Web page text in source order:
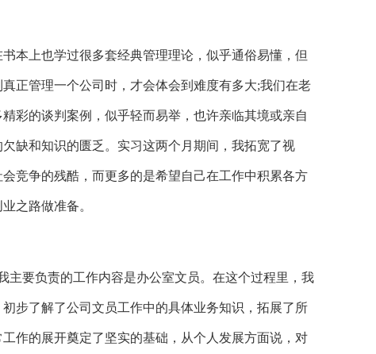
本上也学过很多套经典管理理论，似乎通俗易懂，但
正管理一个公司时，才会体会到难度有多大;我们在老
彩的谈判案例，似乎轻而易举，也许亲临其境或亲自
欠缺和知识的匮乏。实习这两个月期间，我拓宽了视
竞争的残酷，而更多的是希望自己在工作中积累各方
之路做准备。
主要负责的工作内容是办公室文员。在这个过程里，我
步了解了公司文员工作中的具体业务知识，拓展了所
作的展开奠定了坚实的基础，从个人发展方面说，对